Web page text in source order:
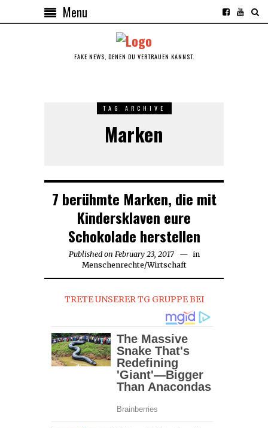
Menu
FAKE NEWS, DENEN DU VERTRAUEN KANNST.
TAG ARCHIVE
Marken
7 berühmte Marken, die mit
Kindersklaven eure
Schokolade herstellen
Published on February 23, 2017February
23,
in
Menschenrechte/Wirtschaft
TRETE UNSERER TG GRUPPE BEI